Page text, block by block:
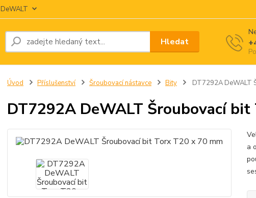
DeWALT
Hledat
Úvod Příslušenství Šroubovací nástavce Bity DT7292A DeWALT
DT7292A DeWALT Šroubovací
a